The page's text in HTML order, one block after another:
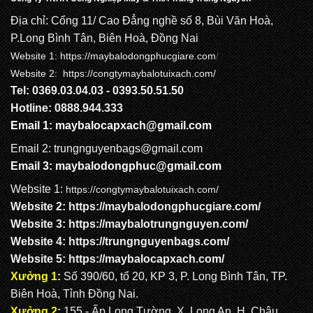
Địa chỉ: Cổng 11/ Cao Đẳng nghề số 8, Bùi Văn Hoà,
P.Long Bình Tân, Biên Hoà, Đồng Nai
Website 1: https://maybalodongphucgiare.com/
Website 2: https://congtymaybalotuixach.com/
Tel: 0369.03.04.03 - 0393.50.51.50
Hotline: 0888.944.333
Email 1: maybalocapxach@gmail.com
Email 2: trungnguyenbags@gmail.com
Email 3: maybalodongphuc@gmail.com
Website 1: https://congtymaybalotuixach.com/
Website 2: https://maybalodongphucgiare.com/
Website 3: https://maybalotrungnguyen.com/
Website 4: https://trungnguyenbags.com/
Website 5: https://maybalocapxach.com/
Xưởng 1: Số 390/60, tổ 20, KP 3, P. Long Bình Tân, TP.
Biên Hoà, Tỉnh Đồng Nai.